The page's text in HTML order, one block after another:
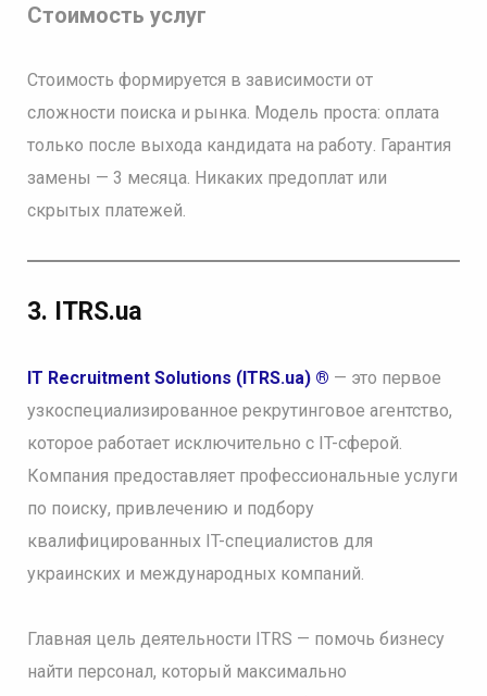
Стоимость услуг
Стоимость формируется в зависимости от
сложности поиска и рынка. Модель проста: оплата
только после выхода кандидата на работу. Гарантия
замены — 3 месяца. Никаких предоплат или
скрытых платежей.
3. ITRS.ua
IT Recruitment Solutions (ITRS.ua) ® — это первое
узкоспециализированное рекрутинговое агентство,
которое работает исключительно с IT-сферой.
Компания предоставляет профессиональные услуги
по поиску, привлечению и подбору
квалифицированных IT-специалистов для
украинских и международных компаний.
Главная цель деятельности ITRS — помочь бизнесу
найти персонал, который максимально